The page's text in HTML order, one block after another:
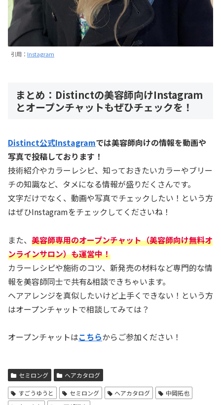
引用： Instagram
まとめ：Distinctの美容師向けInstagram
とオープンチャットもぜひチェックを！
Distinct公式Instagramでは美容師向けの情報を動画や
写真で投稿しております！
技術紹介やカラーレシピ、知っておきたいカラーやブリー
チの知識など、タメになる情報が盛りだくさんです。
文字だけでなく、動画や写真でチェックしたい！という方
はぜひInstagramをチェックしてくださいね！
また、 美容師専用のオープンチャット（美容師向け無料オ
ンラインサロン）も運営中！
カラーレシピや施術のコツ、新発売の材料など専門的な情
報を美容師同士で共有&相談できちゃいます。
ヘアアレンジを真似したいけど上手くできない！という方
はオープンチャットで相談してみては？
オープンチャットはこちらからご参加ください！
セミロング ヘアカタログ
すごうゆうと セミロング ヘアカタログ
中岡拓也